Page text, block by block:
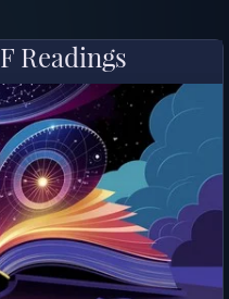
Readings